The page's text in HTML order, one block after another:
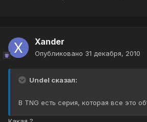
Xander
Опубликовано 31 декабря, 2010
Undel сказал:
В TNG есть серия, которая все это